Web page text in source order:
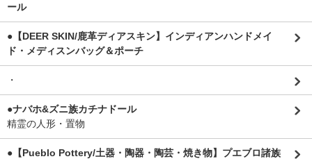
ール
●【DEER SKIN/鹿革ディアスキン】インディアンハンドメイ
ド・メディスンバッグ＆ポーチ
・
●ナバホ&ズニ族カチナドール
精霊の人形・置物
●【Pueblo Pottery/土器・陶器・陶芸・焼き物】プエブロ諸族